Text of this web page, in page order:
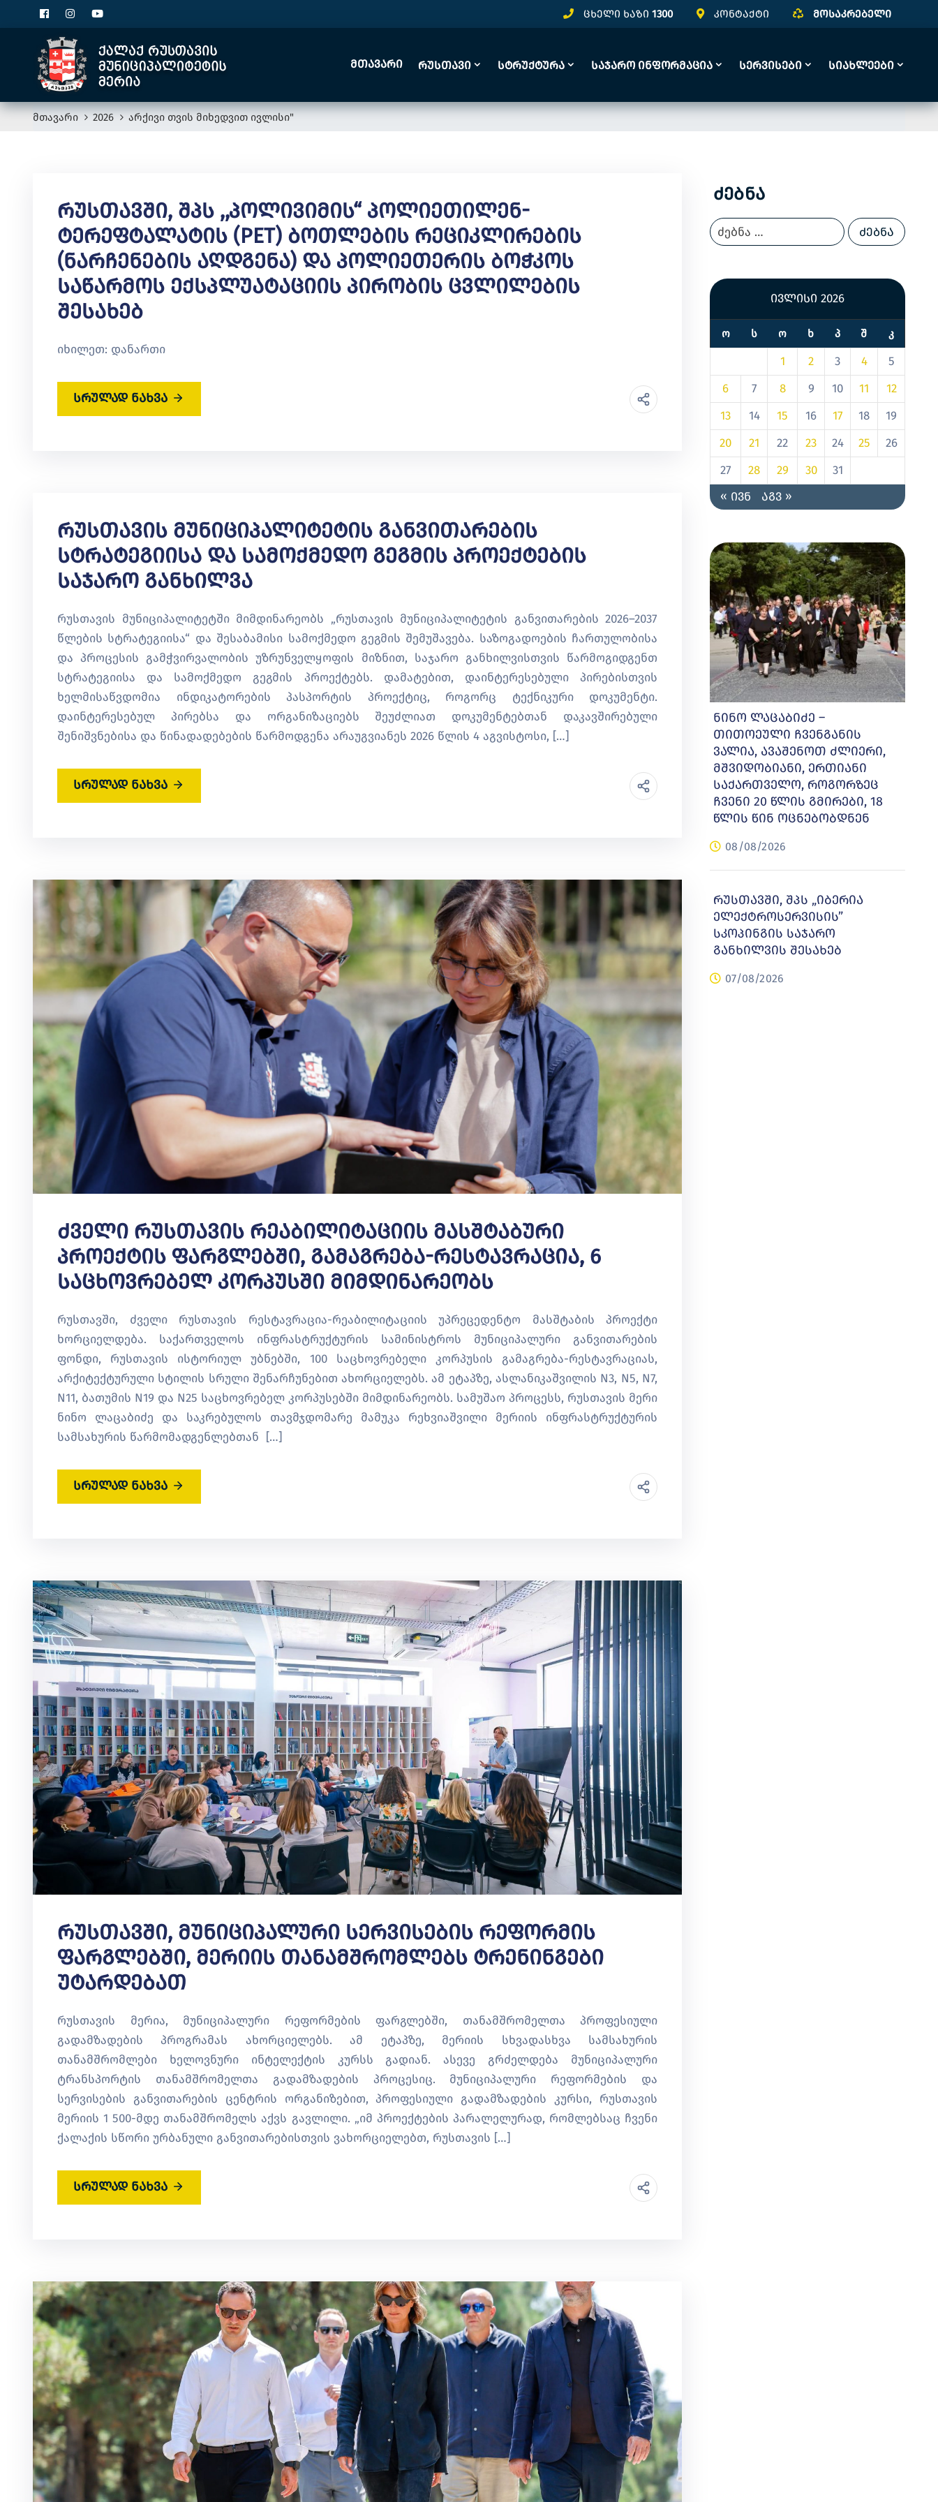
ცხელი ხაზი 1300 კონტაქტი მოსაკრებელი
Მთავარი Რუსთავი Სტრუქტურა Საჯარო Ინფორმაცია Სერვისები Სიახლეები
მთავარი 2026 არქივი თვის მიხედვით ივლისი"
Რუსთავში, Შპს ,,პოლივიმის“ Პოლიეთილენ-
Ტერეფტალატის (PET) Ბოთლების Რეციკლირების
(ნარჩენების Აღდგენა) Და Პოლიეთერის Ბოჭკოს
Საწარმოს Ექსპლუატაციის Პირობის Ცვლილების
Შესახებ
იხილეთ: დანართი
სრულად ნახვა
Რუსთავის Მუნიციპალიტეტის Განვითარების
Სტრატეგიისა Და Სამოქმედო Გეგმის Პროექტების
Საჯარო Განხილვა
რუსთავის მუნიციპალიტეტში მიმდინარეობს „რუსთავის მუნიციპალიტეტის განვითარების 2026–2037
წლების სტრატეგიისა“ და შესაბამისი სამოქმედო გეგმის შემუშავება. საზოგადოების ჩართულობისა
და პროცესის გამჭვირვალობის უზრუნველყოფის მიზნით, საჯარო განხილვისთვის წარმოგიდგენთ
სტრატეგიისა და სამოქმედო გეგმის პროექტებს. დამატებით, დაინტერესებული პირებისთვის
ხელმისაწვდომია ინდიკატორების პასპორტის პროექტიც, როგორც ტექნიკური დოკუმენტი.
დაინტერესებულ პირებსა და ორგანიზაციებს შეუძლიათ დოკუმენტებთან დაკავშირებული
შენიშვნებისა და წინადადებების წარმოდგენა არაუგვიანეს 2026 წლის 4 აგვისტოსი, […]
სრულად ნახვა
Ძველი Რუსთავის Რეაბილიტაციის Მასშტაბური
Პროექტის Ფარგლებში, Გამაგრება-Რესტავრაცია, 6
Საცხოვრებელ Კორპუსში Მიმდინარეობს
რუსთავში, ძველი რუსთავის რესტავრაცია-რეაბილიტაციის უპრეცედენტო მასშტაბის პროექტი
ხორციელდება. საქართველოს ინფრასტრუქტურის სამინისტროს მუნიციპალური განვითარების
ფონდი, რუსთავის ისტორიულ უბნებში, 100 საცხოვრებელი კორპუსის გამაგრება-რესტავრაციას,
არქიტექტურული სტილის სრული შენარჩუნებით ახორციელებს. ამ ეტაპზე, ასლანიკაშვილის N3, N5, N7,
N11, ბათუმის N19 და N25 საცხოვრებელ კორპუსებში მიმდინარეობს. სამუშაო პროცესს, რუსთავის მერი
ნინო ლაცაბიძე და საკრებულოს თავმჯდომარე მამუკა რეხვიაშვილი მერიის ინფრასტრუქტურის
სამსახურის წარმომადგენლებთან […]
სრულად ნახვა
Რუსთავში, Მუნიციპალური Სერვისების Რეფორმის
Ფარგლებში, Მერიის Თანამშრომლებს Ტრენინგები
Უტარდებათ
რუსთავის მერია, მუნიციპალური რეფორმების ფარგლებში, თანამშრომელთა პროფესიული
გადამზადების პროგრამას ახორციელებს. ამ ეტაპზე, მერიის სხვადასხვა სამსახურის
თანამშრომლები ხელოვნური ინტელექტის კურსს გადიან. ასევე გრძელდება მუნიციპალური
ტრანსპორტის თანამშრომელთა გადამზადების პროცესიც. მუნიციპალური რეფორმების და
სერვისების განვითარების ცენტრის ორგანიზებით, პროფესიული გადამზადების კურსი, რუსთავის
მერიის 1 500-მდე თანამშრომელს აქვს გავლილი. „იმ პროექტების პარალელურად, რომლებსაც ჩვენი
ქალაქის სწორი ურბანული განვითარებისთვის ვახორციელებთ, რუსთავის […]
სრულად ნახვა
Ძებნა
ივლისი 2026
Ო Ს Ო Ხ Პ Შ Კ
1 2 3 4
5
6
7 8 9 10 11
12
13
14 15 16 17 18
19
20
21 22 23 24 25
26
27
28 29 30
31
« ივნ
აგვ »
ნინო ლაცაბიძე –
თითოეული ჩვენგანის
ვალია, ავაშენოთ ძლიერი,
მშვიდობიანი, ერთიანი
საქართველო, როგორზეც
ჩვენი 20 წლის გმირები, 18
წლის წინ ოცნებობდნენ
08/08/2026
რუსთავში, შპს „იბერია
ელექტროსერვისის”
სკოპინგის საჯარო
განხილვის შესახებ
07/08/2026